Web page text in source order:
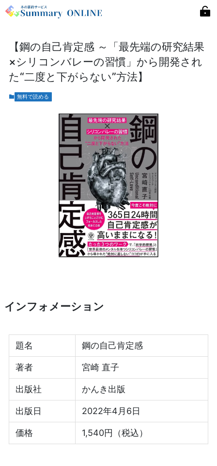
【鋼の自己肯定感 ～「最先端の研究結果
×シリコンバレーの習慣」から開発され
た“二度と下がらない”方法】
無料で読める
インフォメーション
題名 鋼の自己肯定感
著者 宮崎 直子
出版社 かんき出版
出版日 2022年4月6日
価格 1,540円（税込）